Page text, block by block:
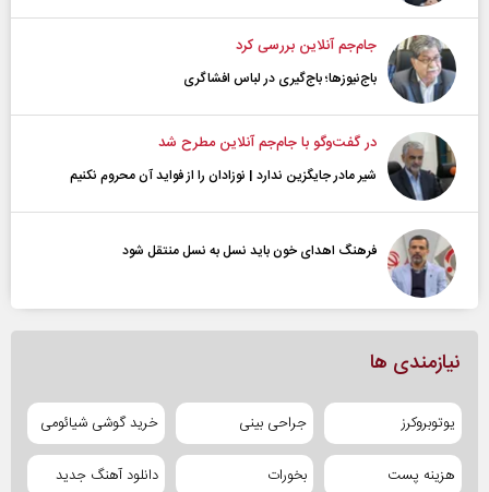
جام‌جم آنلاین بررسی کرد
باج‌نیوزها؛ باج‌گیری در لباس افشاگری
در گفت‌و‌گو با جام‌جم آنلاین مطرح شد
شیر مادر جایگزین ندارد | نوزادان را از فواید آن محروم نکنیم
فرهنگ اهدای خون باید نسل به نسل منتقل شود
نیازمندی ها
یوتوبروکرز جراحی بینی خرید گوشی شیائومی
هزینه پست بخورات دانلود آهنگ جدید